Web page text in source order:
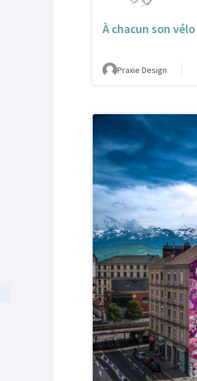
À chacun son
Praxie Design